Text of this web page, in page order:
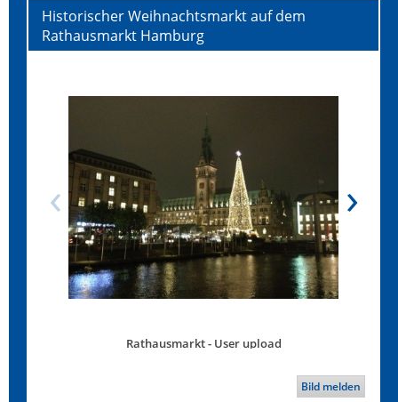
Historischer Weihnachtsmarkt auf dem
Rathausmarkt Hamburg
Rathausmarkt - User upload
Bild melden